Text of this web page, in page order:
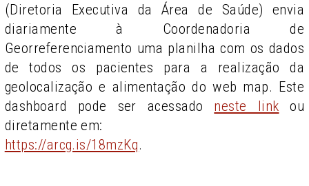
(Diretoria Executiva da Área de Saúde) envia
diariamente à Coordenadoria de
Georreferenciamento uma planilha com os dados
de todos os pacientes para a realização da
geolocalização e alimentação do web map. Este
dashboard pode ser acessado neste link ou
diretamente em:
https://arcg.is/18mzKq.